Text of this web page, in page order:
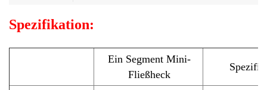
Spezifikation:
Ein Segment Mini-
Fließheck